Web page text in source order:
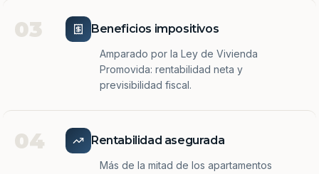
03 Beneficios impositivos
Amparado por la Ley de Vivienda
Promovida: rentabilidad neta y
previsibilidad fiscal.
04 Rentabilidad asegurada
Más de la mitad de los apartamentos